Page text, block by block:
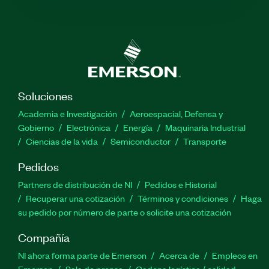
Soluciones
Academia e Investigación
Aeroespacial, Defensa y
Gobierno
Electrónica Energía
Maquinaria Industrial
Ciencias de la vida
Semiconductor Transporte
Pedidos
Partners de distribución de NI
Pedidos e Historial
Recuperar una cotización
Términos y condiciones
Haga
su pedido por número de parte o solicite una cotización
Compañía
NI ahora forma parte de Emerson Acerca de
Empleos en